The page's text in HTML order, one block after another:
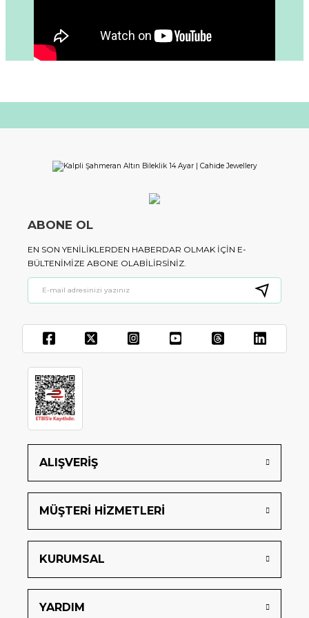
ALIŞVERİŞ
MÜŞTERİ HİZMETLERİ
KURUMSAL
YARDIM
ABONE OL
EN SON YENILIKLERDEN HABERDAR OLMAK IÇIN E-
BÜLTENIMIZE ABONE OLABILIRSINIZ.